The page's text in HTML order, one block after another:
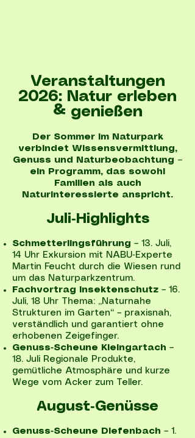
Veranstaltungen
2026: Natur erleben
& genießen
Der Sommer im Naturpark
verbindet Wissensvermittlung,
Genuss und Naturbeobachtung –
ein Programm, das sowohl
Familien als auch
Naturinteressierte anspricht.
Juli‑Highlights
Schmetterlingsführung – 13. Juli,
14 Uhr Exkursion mit NABU‑Experte
Martin Feucht durch die Wiesen rund
um das Naturparkzentrum.
Fachvortrag Insektenschutz – 16.
Juli, 18 Uhr Thema: „Naturnahe
Strukturen im Garten“ – praxisnah,
verständlich und garantiert ohne
erhobenen Zeigefinger.
Genuss‑Scheune Kleingartach –
18. Juli Regionale Produkte,
gemütliche Atmosphäre und kurze
Wege vom Acker zum Teller.
August‑Genüsse
Genuss‑Scheune Diefenbach – 1.